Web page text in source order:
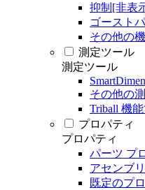
抑制[非表
ゴースト
その他の
測定ツール
測定ツール
その他の
Triball 機
プロパティ
プロパティ
パーツ プ
アセンブ
既定のプ